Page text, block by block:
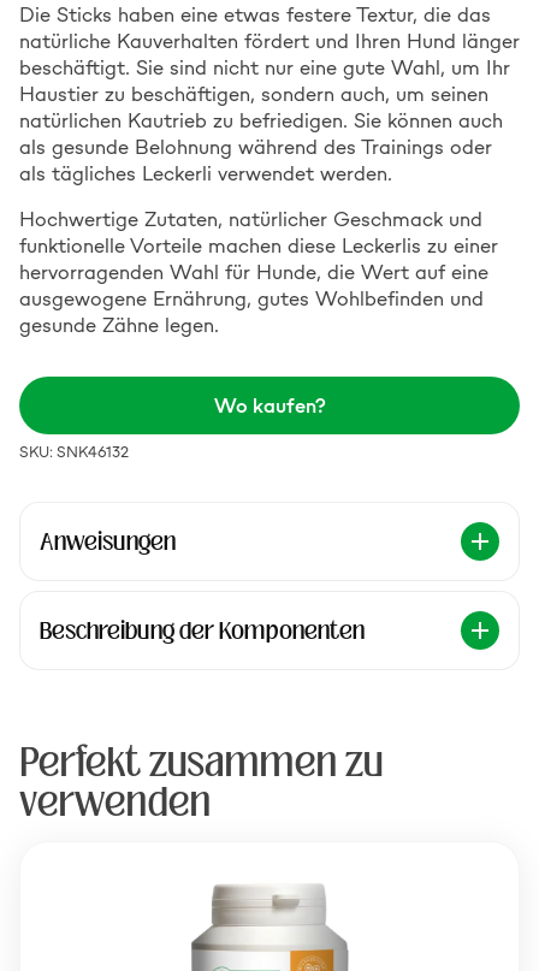
Die Sticks haben eine etwas festere Textur, die das
natürliche Kauverhalten fördert und Ihren Hund länger
beschäftigt. Sie sind nicht nur eine gute Wahl, um Ihr
Haustier zu beschäftigen, sondern auch, um seinen
natürlichen Kautrieb zu befriedigen. Sie können auch
als gesunde Belohnung während des Trainings oder
als tägliches Leckerli verwendet werden.
Hochwertige Zutaten, natürlicher Geschmack und
funktionelle Vorteile machen diese Leckerlis zu einer
hervorragenden Wahl für Hunde, die Wert auf eine
ausgewogene Ernährung, gutes Wohlbefinden und
gesunde Zähne legen.
Wo kaufen?
SKU: SNK46132
Anweisungen
Beschreibung der Komponenten
Perfekt zusammen zu
verwenden